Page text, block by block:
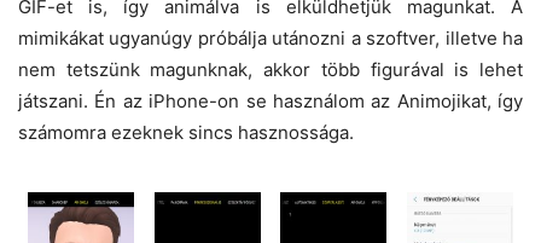
GIF-et is, így animálva is elküldhetjük magunkat. A
mimikákat ugyanúgy próbálja utánozni a szoftver, illetve ha
nem tetszünk magunknak, akkor több figurával is lehet
játszani. Én az iPhone-on se használom az Animojikat, így
számomra ezeknek sincs hasznossága.